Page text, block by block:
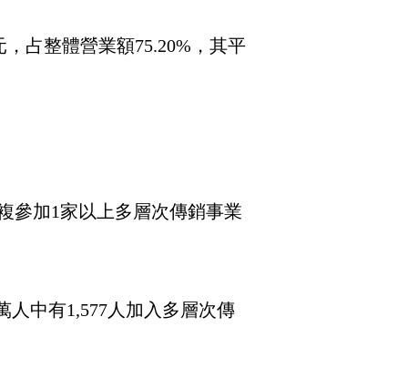
占整體營業額75.20%，其平
參加1家以上多層次傳銷事業
人中有1,577人加入多層次傳